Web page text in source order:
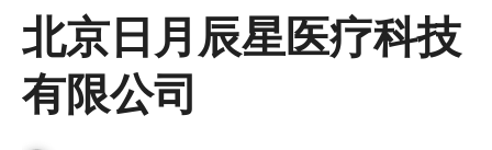
北京日月辰星医疗科技
有限公司